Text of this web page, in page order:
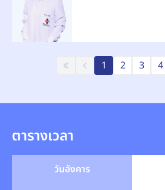
1 2 3 4
ตารางเวลา
วันอังคาร